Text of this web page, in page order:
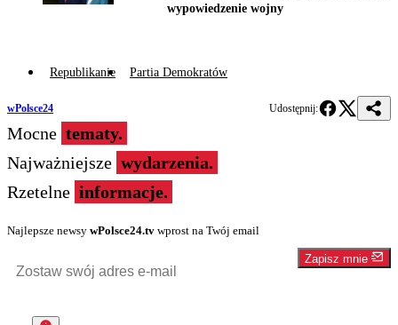
wypowiedzenie wojny
Republikanie Partia Demokratów
wPolsce24 Udostępnij:
Mocne tematy.
Najważniejsze wydarzenia.
Rzetelne informacje.
Najlepsze newsy wPolsce24.tv wprost na Twój email
Zapisz mnie